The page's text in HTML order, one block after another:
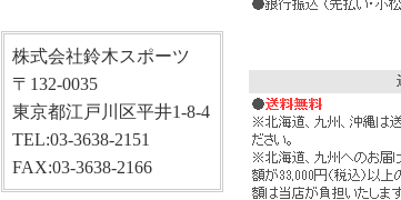
株式会社鈴木スポーツ
〒132-0035
東京都江戸川区平井1-8-4
TEL:03-3638-2151
FAX:03-3638-2166